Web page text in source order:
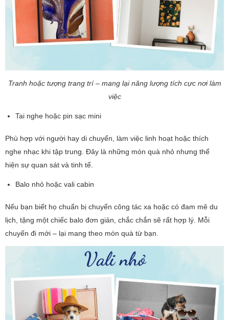
Tranh hoặc tượng trang trí – mang lại năng lượng tích cực nơi làm
việc
Tai nghe hoặc pin sạc mini
Phù hợp với người hay di chuyển, làm việc linh hoạt hoặc thích
nghe nhạc khi tập trung. Đây là những món quà nhỏ nhưng thể
hiện sự quan sát và tinh tế.
Balo nhỏ hoặc vali cabin
Nếu bạn biết họ chuẩn bị chuyển công tác xa hoặc có đam mê du
lịch, tặng một chiếc balo đơn giản, chắc chắn sẽ rất hợp lý. Mỗi
chuyến đi mới – lại mang theo món quà từ bạn.